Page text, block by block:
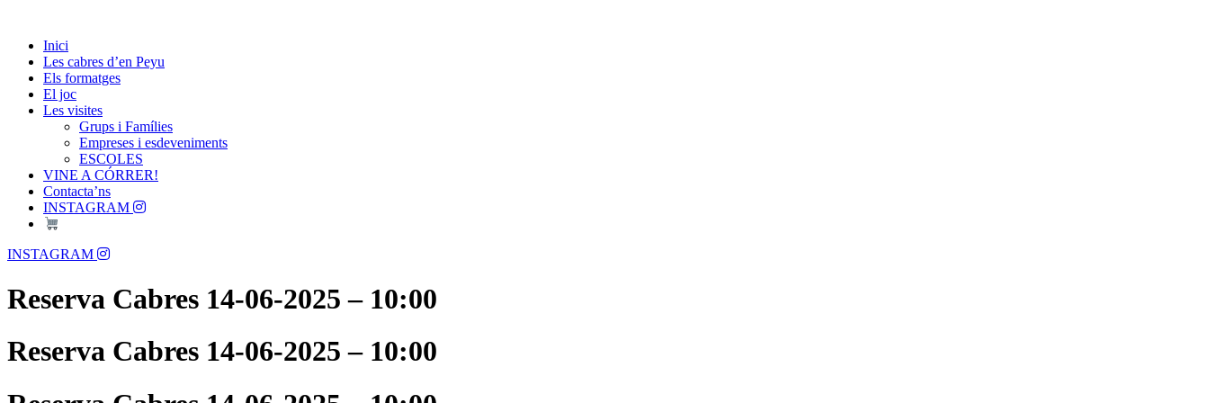
content
Les Cabres d'en Peyu
Inici
Les cabres d’en Peyu
Els formatges
El joc
Les visites
Grups i Famílies
Empreses i esdeveniments
ESCOLES
VINE A CÓRRER!
Contacta’ns
INSTAGRAM
Menu
INSTAGRAM
Reserva Cabres 14-06-2025 – 10:00
Reserva Cabres 14-06-2025 – 10:00